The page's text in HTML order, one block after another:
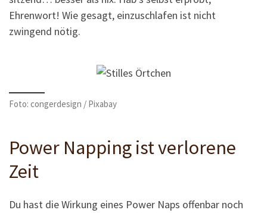
Ehrenwort! Wie gesagt, einzuschlafen ist nicht
zwingend nötig.
Foto: congerdesign / Pixabay
Power Napping ist verlorene
Zeit
Du hast die Wirkung eines Power Naps offenbar noch